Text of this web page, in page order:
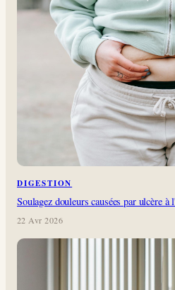
DIGESTION
Soulagez douleurs causées par ulcère
22 Avr 2026